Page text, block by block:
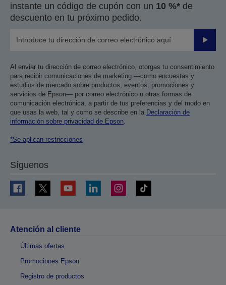
instante un código de cupón con un 10 %* de
descuento en tu próximo pedido.
Enviar
Al enviar tu dirección de correo electrónico, otorgas tu consentimiento
para recibir comunicaciones de marketing —como encuestas y
estudios de mercado sobre productos, eventos, promociones y
servicios de Epson— por correo electrónico u otras formas de
comunicación electrónica, a partir de tus preferencias y del modo en
que usas la web, tal y como se describe en la Declaración de
información sobre privacidad de Epson
*Se aplican restricciones
Síguenos
Atención al cliente
Últimas ofertas
Promociones Epson
Registro de productos